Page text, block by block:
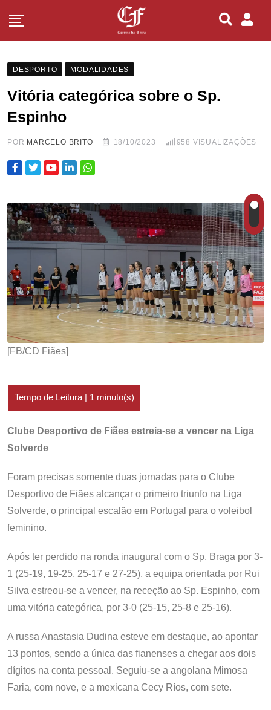
DESPORTO MODALIDADES
Vitória categórica sobre o Sp.
Espinho
POR MARCELO BRITO 18/10/2023 958 VISUALIZAÇÕES
[FB/CD Fiães]
Clube Desportivo de Fiães estreia-se a vencer na Liga
Solverde
Foram precisas somente duas jornadas para o Clube
Desportivo de Fiães alcançar o primeiro triunfo na Liga
Solverde, o principal escalão em Portugal para o voleibol
feminino.
Após ter perdido na ronda inaugural com o Sp. Braga por 3-
1 (25-19, 19-25, 25-17 e 27-25), a equipa orientada por Rui
Silva estreou-se a vencer, na receção ao Sp. Espinho, com
uma vitória categórica, por 3-0 (25-15, 25-8 e 25-16).
A russa Anastasia Dudina esteve em destaque, ao apontar
13 pontos, sendo a única das fianenses a chegar aos dois
dígitos na conta pessoal. Seguiu-se a angolana Mimosa
Faria, com nove, e a mexicana Cecy Ríos, com sete.